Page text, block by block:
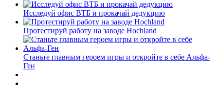
Исследуй офис ВТБ и прокачай дедукцию
Протестируй работу на заводе Hochland
Станьте главным героем игры и откройте в себе Альфа-
Ген